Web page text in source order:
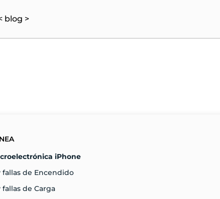
blog >
iPhone
de Encendido
de Carga